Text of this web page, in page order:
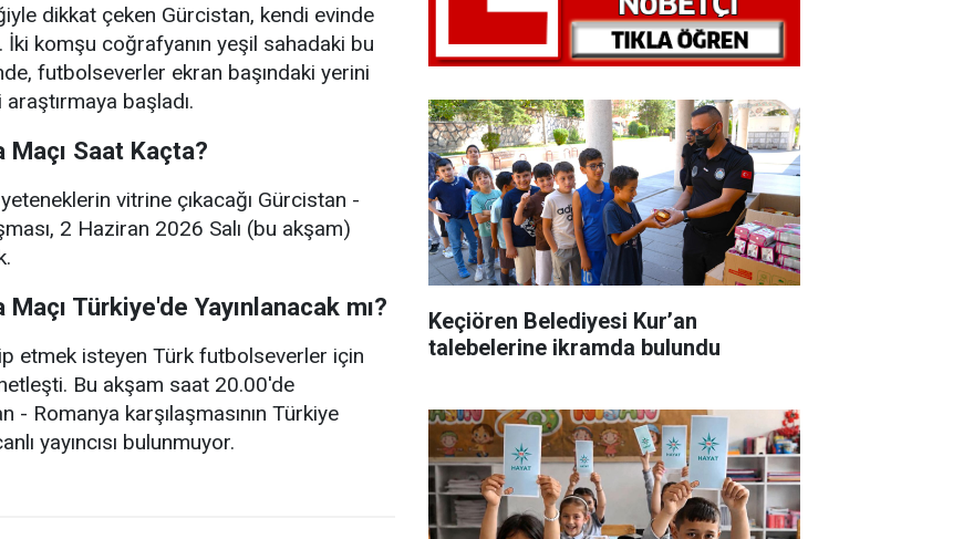
dikkat çeken Gürcistan, kendi evinde
İki komşu coğrafyanın yeşil sahadaki bu
futbolseverler ekran başındaki yerini
başladı.
Saat Kaçta?
vitrine çıkacağı Gürcistan -
2 Haziran 2026 Salı (bu akşam)
Türkiye'de Yayınlanacak mı?
etmek isteyen Türk futbolseverler için
Bu akşam saat 20.00'de
- Romanya karşılaşmasının Türkiye
yayıncısı bulunmuyor.
Keçiören Belediyesi Kur’an
talebelerine ikramda bulundu